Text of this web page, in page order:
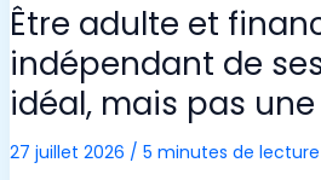
Être adulte et
indépendant de
idéal, mais pas
27 juillet 2026 / 5 minutes de lecture